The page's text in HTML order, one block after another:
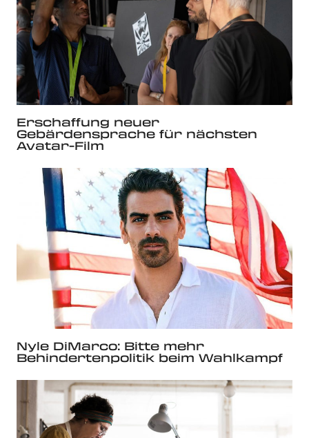
Erschaffung neuer
Gebärdensprache für nächsten
Avatar-Film
Nyle DiMarco: Bitte mehr
Behindertenpolitik beim Wahlkampf